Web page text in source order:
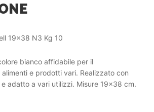
19×38 N3 Kg 10
bianco affidabile per il
e prodotti vari. Realizzato con
adatto a vari utilizzi. Misure 19×38 cm.